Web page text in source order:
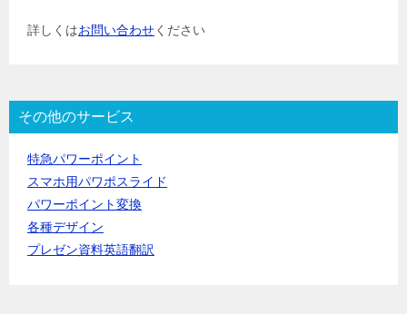
詳しくはお問い合わせください
その他のサービス
特急パワーポイント
スマホ用パワポスライド
パワーポイント変換
各種デザイン
プレゼン資料英語翻訳